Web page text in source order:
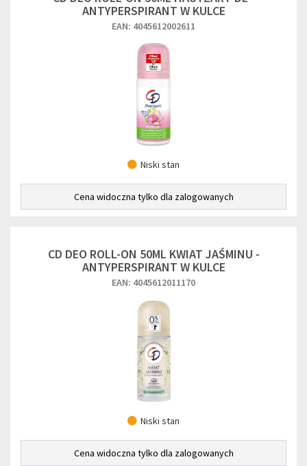
ANTYPERSPIRANT W KULCE
EAN: 4045612002611
Niski stan
Cena widoczna tylko dla zalogowanych
CD DEO ROLL-ON 50ML KWIAT JAŚMINU -
ANTYPERSPIRANT W KULCE
EAN: 4045612011170
Niski stan
Cena widoczna tylko dla zalogowanych